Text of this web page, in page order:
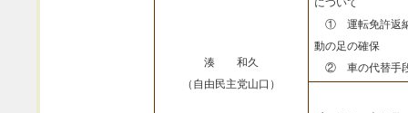
湊 和久
（自由民主党山口）
について
① 運転免許返納
動の足の確保
② 車の代替手段